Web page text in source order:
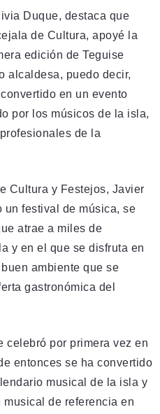
Duque, destaca que
de Cultura, apoyé la
edición de Teguise
alcaldesa, puedo decir,
en un evento
por los músicos de la isla,
de la
Cultura y Festejos, Javier
un festival de música, se
atrae a miles de
y en el que se disfruta en
ambiente que se
gastronómica del
celebró por primera vez en
entonces se ha convertido
musical de la isla y
de referencia en